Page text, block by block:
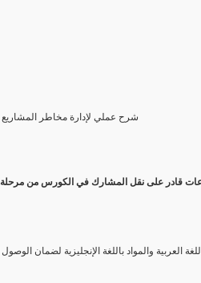
شرح عملي لإدارة مخاطر
مٌكثف لمدة 3 ساعات قادر على نقل المشارك في الكورس
العربية والمواد باللغة الإنجليزية